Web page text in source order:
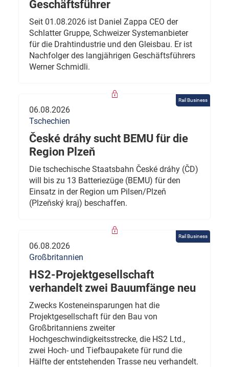
Geschäftsführer
Seit 01.08.2026 ist Daniel Zappa CEO der
Schlatter Gruppe, Schweizer Systemanbieter
für die Drahtindustrie und den Gleisbau. Er ist
Nachfolger des langjährigen Geschäftsführers
Werner Schmidli.
Rail Business
06.08.2026
Tschechien
České dráhy sucht BEMU für die
Region Plzeň
Die tschechische Staatsbahn České dráhy (ČD)
will bis zu 13 Batteriezüge (BEMU) für den
Einsatz in der Region um Pilsen/Plzeň
(Plzeňský kraj) beschaffen.
Rail Business
06.08.2026
Großbritannien
HS2-Projektgesellschaft
verhandelt zwei Bauumfänge neu
Zwecks Kosteneinsparungen hat die
Projektgesellschaft für den Bau von
Großbritanniens zweiter
Hochgeschwindigkeitsstrecke, die HS2 Ltd.,
zwei Hoch- und Tiefbaupakete für rund die
Hälfte der entstehenden Trasse neu verhandelt.